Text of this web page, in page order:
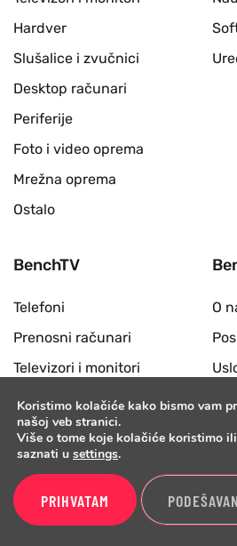
Hardver
Slušalice i zvučnici
Desktop računari
Periferije
Foto i video oprema
Mrežna oprema
Ostalo
BenchTV
Telefoni
Prenosni računari
Televizori i monitori
Biznis
Pametni satovi
Hardver
Slušalice i zvučnici
Desktop računari
O
Koristimo kolačiće kako bismo vam
našoj veb stranici.
Više o tome koje kolačiće koristimo
saznati u settings.
PRIHVATAM